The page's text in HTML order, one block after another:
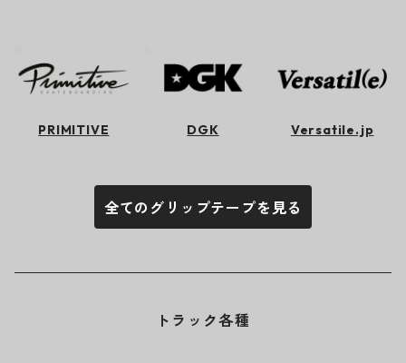
PRIMITIVE DGK Versatile.jp
全てのグリップテープを見る
トラック各種